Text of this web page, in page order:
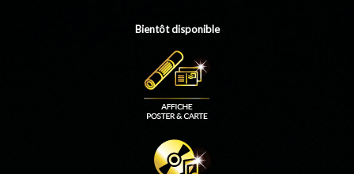
Bientôt disponible